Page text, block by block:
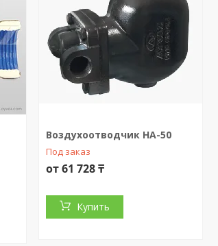
Воздухоотводчик HA-50
Под заказ
от 61 728 ₸
Купить